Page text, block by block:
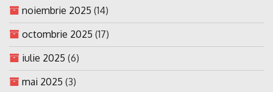
noiembrie 2025 (14)
octombrie 2025 (17)
iulie 2025 (6)
mai 2025 (3)